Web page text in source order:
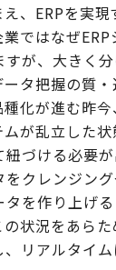
、ERPを実
ではなぜ
が、大きく分
タ把握の質
化が進む昨
が乱立した
づける必要
クレンジン
を作り上げ
状況をあら
リアルタイ